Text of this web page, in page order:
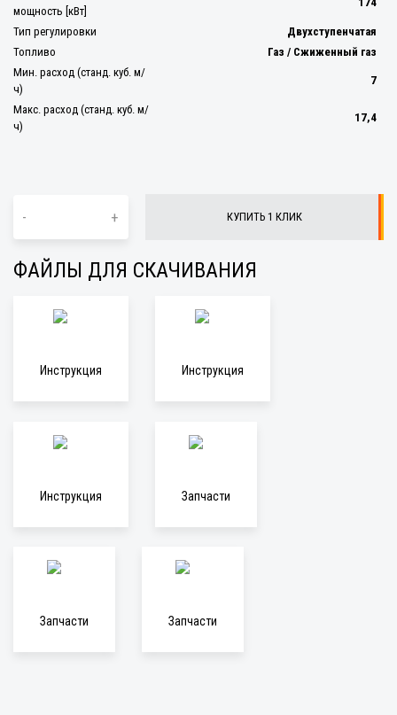
мощность [кВт]
Тип регулировки
Двухступенчатая
Топливо
Газ / Сжиженный газ
Мин. расход (станд. куб. м/
ч)
7
Макс. расход (станд. куб. м/
ч)
17,4
- + КУПИТЬ 1 КЛИК
ФАЙЛЫ ДЛЯ СКАЧИВАНИЯ
Инструкция Инструкция
Инструкция Запчасти
Запчасти Запчасти